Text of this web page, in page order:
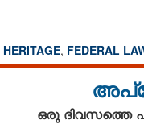
HERITAGE, FEDERAL
ഒരു ദിവസത്തെ